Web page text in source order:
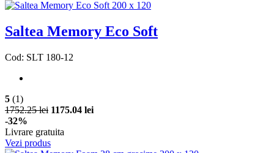
Saltea Memory Eco Soft
Cod: SLT 180-12
5 (1)
1752.25 lei 1175.04 lei
-32%
Livrare gratuita
Vezi produs